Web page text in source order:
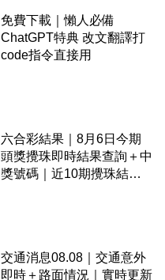
免費下載｜懶人必備
ChatGPT特典 改文翻譯打
code指令直接用
六合彩結果｜8月6日今期
頭獎攪珠即時結果查詢＋中
獎號碼｜近10期攪珠結果
交通消息08.08｜交通意外
即時＋路面情況｜實時更新